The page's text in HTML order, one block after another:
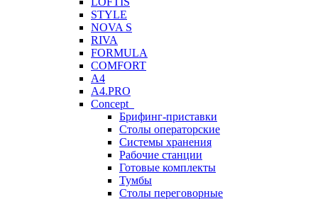
STYLE
NOVA S
RIVA
FORMULA
COMFORT
A4
A4.PRO
Concept
Брифинг-приставки
Столы операторские
Системы хранения
Рабочие станции
Готовые комплекты
Тумбы
Столы переговорные